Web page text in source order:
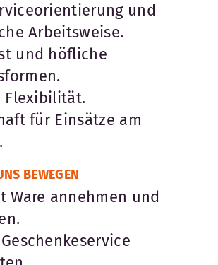
und
Arbeitsweise.
und höfliche
Flexibilität.
für Einsätze am
BEWEGEN
Ware annehmen und